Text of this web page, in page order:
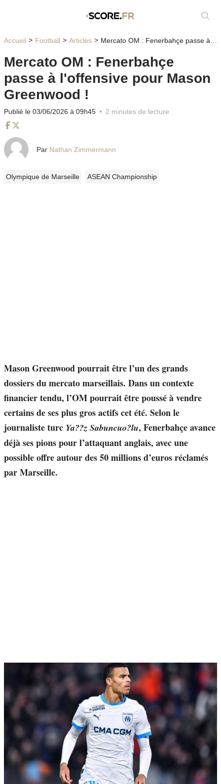
Accueil Football Articles Mercato OM : Fenerbahçe passe à l'offensive pour Mason Greenwood !
Mercato OM : Fenerbahçe
passe à l'offensive pour Mason
Greenwood !
Publié le 03/06/2026 à 09h45 2 minutes de lecture
Par Nathan Zimmermann
Olympique de Marseille ASEAN Championship
Mason Greenwood pourrait être l’un des grands
dossiers du mercato marseillais. Dans un contexte
financier tendu, l’OM pourrait être poussé à vendre
certains de ses plus gros actifs cet été. Selon le
journaliste turc Ya??z Sabuncuo?lu, Fenerbahçe avance
déjà ses pions pour l’attaquant anglais, avec une
possible offre autour des 50 millions d’euros réclamés
par Marseille.